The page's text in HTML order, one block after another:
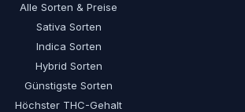
Alle Sorten & Preise
Sativa Sorten
Indica Sorten
Hybrid Sorten
Günstigste Sorten
Höchster THC-Gehalt